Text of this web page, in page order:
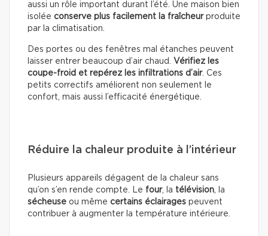
aussi un rôle important durant l’été. Une maison bien
isolée conserve plus facilement la fraîcheurproduite
par la climatisation.
Des portes ou des fenêtres mal étanches peuvent
laisser entrer beaucoup d’air chaud. Vérifiez les
coupe-froid et repérez les infiltrations d’air. Ces
petits correctifs améliorent non seulement le
confort, mais aussi l’efficacité énergétique.
Réduire la chaleur produite à l’intérieur
Plusieurs appareils dégagent de la chaleur sans
qu’on s’en rende compte. Le four, la télévision, la
sécheuse ou même certains éclairages peuvent
contribuer à augmenter la température intérieure.